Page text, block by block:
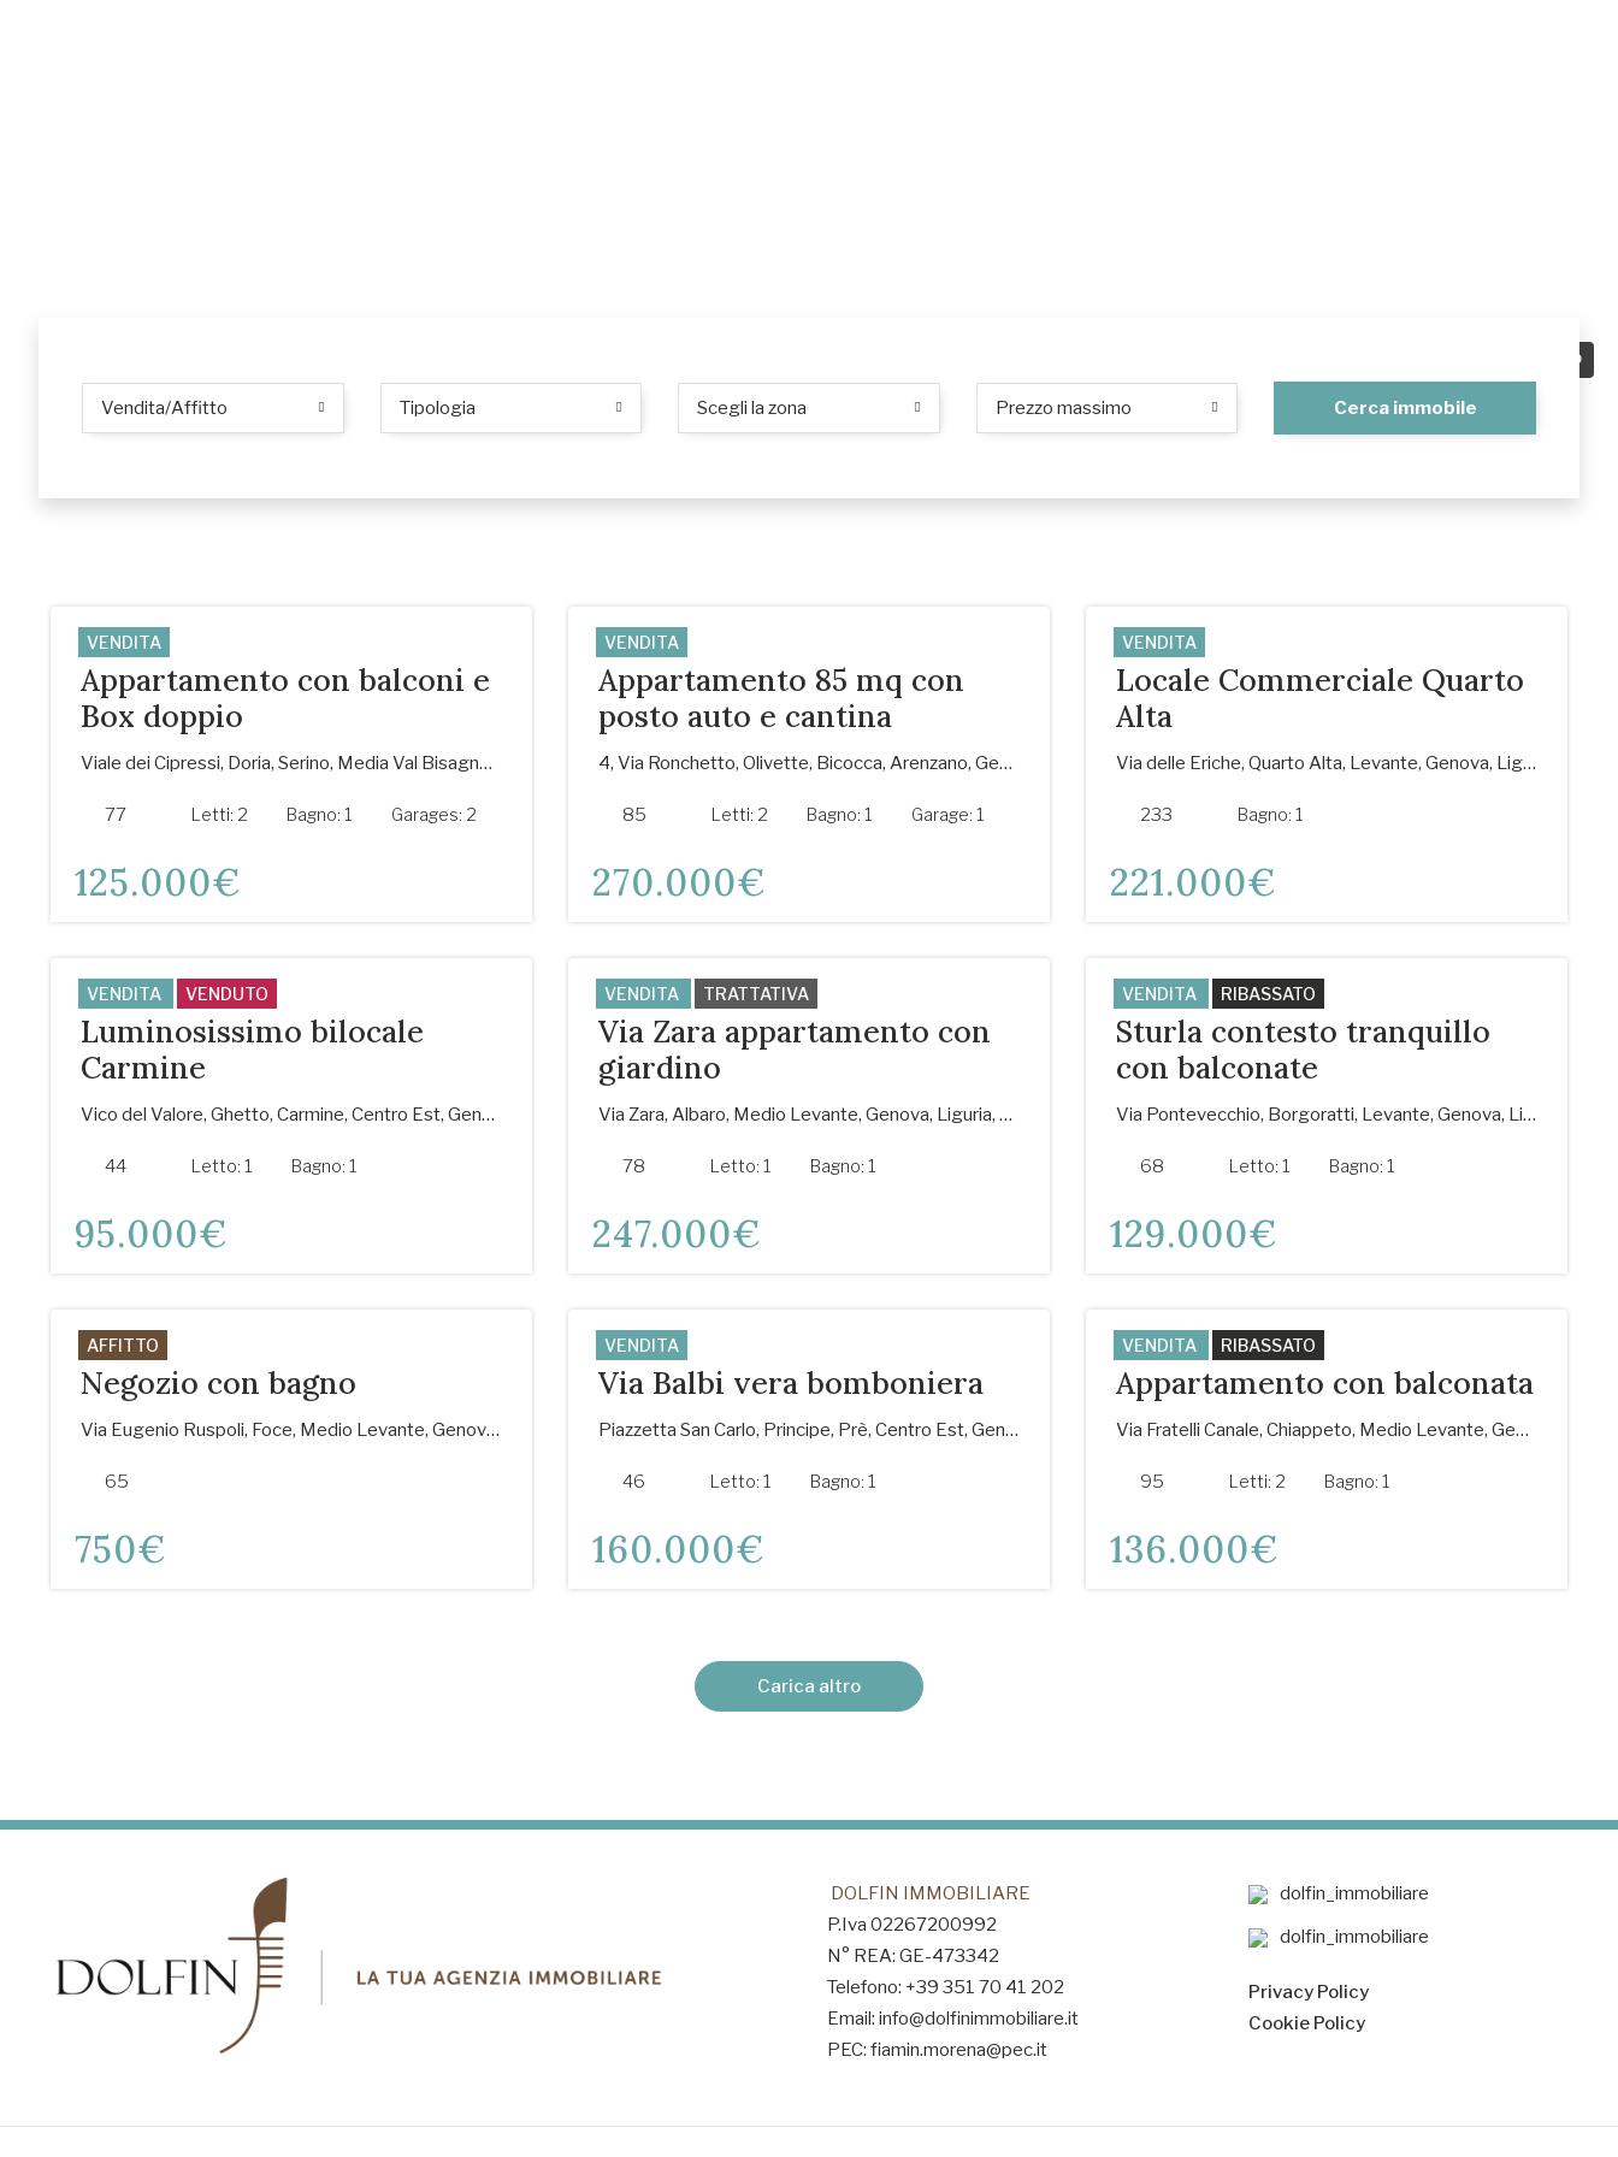
A SCHERMO INTERO
Vendita/Affitto Tipologia Scegli la zona Prezzo massimo Cerca immobile
VENDITA
125.000€
Appartamento con balconi e
Box doppio
Viale dei Cipressi, Doria, Serino, Media Val Bisagno, Genova, Liguria, 16165, Italia
77 Letti: 2 Bagno: 1 Garages: 2
VENDITA
270.000€
Appartamento 85 mq con
posto auto e cantina
4, Via Ronchetto, Olivette, Bicocca, Arenzano, Genova, Liguria, 16011, Italia
85 Letti: 2 Bagno: 1 Garage: 1
VENDITA
221.000€
Locale Commerciale Quarto
Alta
Via delle Eriche, Quarto Alta, Levante, Genova, Liguria, 16148, Italia
233 Bagno: 1
VENDITA VENDUTO
95.000€
Luminosissimo bilocale
Carmine
Vico del Valore, Ghetto, Carmine, Centro Est, Genova, Liguria, 16125, Italia
44 Letto: 1 Bagno: 1
VENDITA TRATTATIVA
247.000€
Via Zara appartamento con
giardino
Via Zara, Albaro, Medio Levante, Genova, Liguria, 16145, Italia
78 Letto: 1 Bagno: 1
VENDITA RIBASSATO
129.000€
Sturla contesto tranquillo
con balconate
Via Pontevecchio, Borgoratti, Levante, Genova, Liguria, 16147, Italia
68 Letto: 1 Bagno: 1
AFFITTO
750€
Negozio con bagno
Via Eugenio Ruspoli, Foce, Medio Levante, Genova, Liguria, 16129, Italia
65
VENDITA
160.000€
Via Balbi vera bomboniera
Piazzetta San Carlo, Principe, Prè, Centro Est, Genova, Liguria, 16126, Italia
46 Letto: 1 Bagno: 1
VENDITA RIBASSATO
136.000€
Appartamento con balconata
Via Fratelli Canale, Chiappeto, Medio Levante, Genova, Genoa, Liguria, 16132, Italia
95 Letti: 2 Bagno: 1
Carica altro
DOLFIN IMMOBILIARE
P.Iva 02267200992
N° REA: GE-473342
Telefono: +39 351 70 41 202
Email: info@dolfinimmobiliare.it
PEC: fiamin.morena@pec.it
dolfin_immobiliare
dolfin_immobiliare
Privacy Policy
Cookie Policy